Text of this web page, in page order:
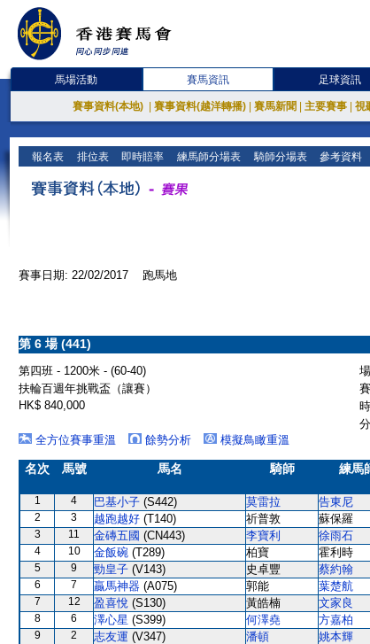
馬場活動 賽馬資訊 足球資訊
賽事資料(本地) 賽事資料(越洋轉播) 賽馬新聞 主要賽事 視
報名表 排位表 即時賠率 練馬師分場表 騎師分場表 參考資料
賽事日期: 22/02/2017 跑馬地
第 6 場 (441)
第四班 - 1200米 - (60-40)
扶輪百週年挑戰盃（讓賽）
HK$ 840,000
全方位賽事重溫
餘勢分析 模擬鳥瞰重溫
名次 馬號 馬名 騎師 練馬
1 4 巴基小子 (S442) 莫雷拉 告東尼
2
3 越跑越好 (T140) 祈普敦 蘇保羅
3
11 金磚五國 (CN443) 李寶利 徐雨石
4
10 金飯碗 (T289) 柏寶 霍利時
5
9 勁皇子 (V143) 史卓豐 蔡約翰
6
7 贏馬神器 (A075) 郭能 葉楚航
7
12 盈喜悅 (S130) 黃皓楠 文家良
8
6 澤心星 (S399) 何澤堯 方嘉柏
9
2 志友運 (V347) 潘頓 姚本輝